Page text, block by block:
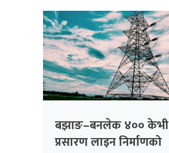
बझाङ–बनलेक ४०० केभी
प्रसारण लाइन निर्माणको